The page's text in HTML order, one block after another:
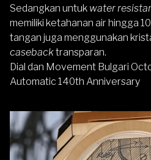
Sedangkan untuk water
memiliki ketahanan air hingga
tangan juga menggunakan
casebacktransparan.
Dial dan Movement Bulgari
Automatic 140th Anniversary